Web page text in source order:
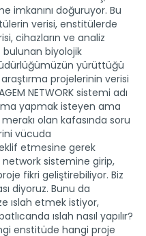
imkanını doğuruyor. Bu
verisi, enstitülerde
cihazların ve analiz
biyolojik
yürüttüğü
projelerinin verisi
NETWORK sistemi adı
yapmak isteyen ama
olan kafasında soru
vücuda
etmesine gerek
network sistemine girip,
fikri geliştirebiliyor. Biz
diyoruz. Bunu da
ıslah etmek istiyor,
ıslah nasıl yapılır?
enstitüde hangi proje